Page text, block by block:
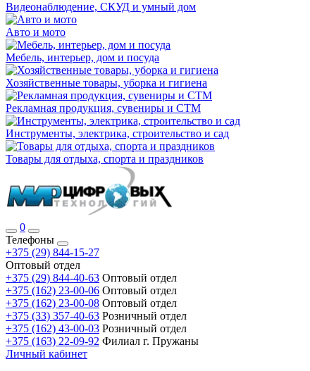
Видеонаблюдение, СКУД и умный дом
Авто и мото
Мебель, интерьер, дом и посуда
Хозяйственные товары, уборка и гигиена
Рекламная продукция, сувениры и СТМ
Инструменты, электрика, строительство и сад
Товары для отдыха, спорта и праздников
0
Телефоны
+375 (29) 844-15-27
Оптовый отдел
+375 (29) 844-40-63 Оптовый отдел
+375 (162) 23-00-06 Оптовый отдел
+375 (162) 23-00-08 Оптовый отдел
+375 (33) 357-40-63 Розничный отдел
+375 (162) 43-00-03 Розничный отдел
+375 (163) 22-09-92 Филиал г. Пружаны
Личный кабинет